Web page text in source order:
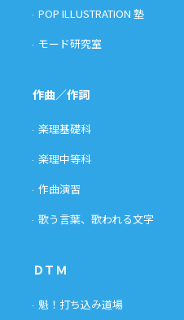
POP ILLUSTRATION 塾
モード研究室
作曲／作詞
楽理基礎科
楽理中等科
作曲演習
歌う言葉、歌われる文字
ＤＴＭ
魁！打ち込み道場